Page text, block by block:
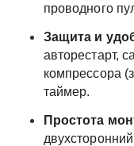
проводного
Защита и
авторестарт,
компрессора
таймер.
Простота